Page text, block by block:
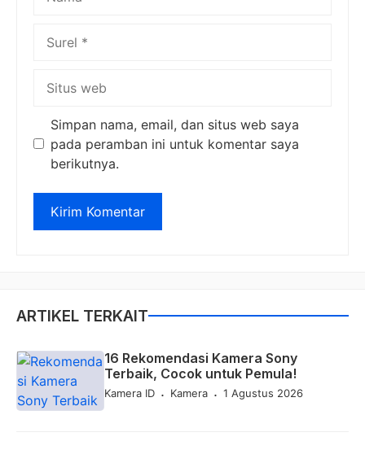
web
Simpan nama, email, dan situs web saya
pada peramban ini untuk komentar saya
berikutnya.
ARTIKEL TERKAIT
16 Rekomendasi Kamera Sony
Terbaik, Cocok untuk Pemula!
Kamera ID . Kamera . 1 Agustus 2026